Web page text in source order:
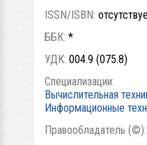
ISSN/ISBN:
ББК: *
УДК: 004.9 (075.8)
Специализации:
Вычислительная
Информационные
Правообладатель (©):